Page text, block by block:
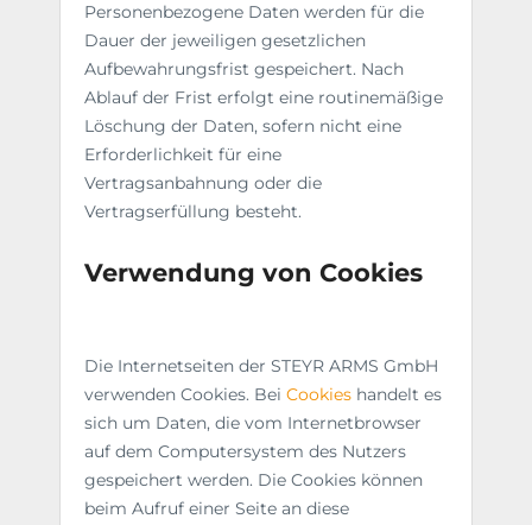
Personenbezogene Daten werden für die
Dauer der jeweiligen gesetzlichen
Aufbewahrungsfrist gespeichert. Nach
Ablauf der Frist erfolgt eine routinemäßige
Löschung der Daten, sofern nicht eine
Erforderlichkeit für eine
Vertragsanbahnung oder die
Vertragserfüllung besteht.
Verwendung von Cookies
Die Internetseiten der STEYR ARMS GmbH
verwenden Cookies. Bei Cookies handelt es
sich um Daten, die vom Internetbrowser
auf dem Computersystem des Nutzers
gespeichert werden. Die Cookies können
beim Aufruf einer Seite an diese